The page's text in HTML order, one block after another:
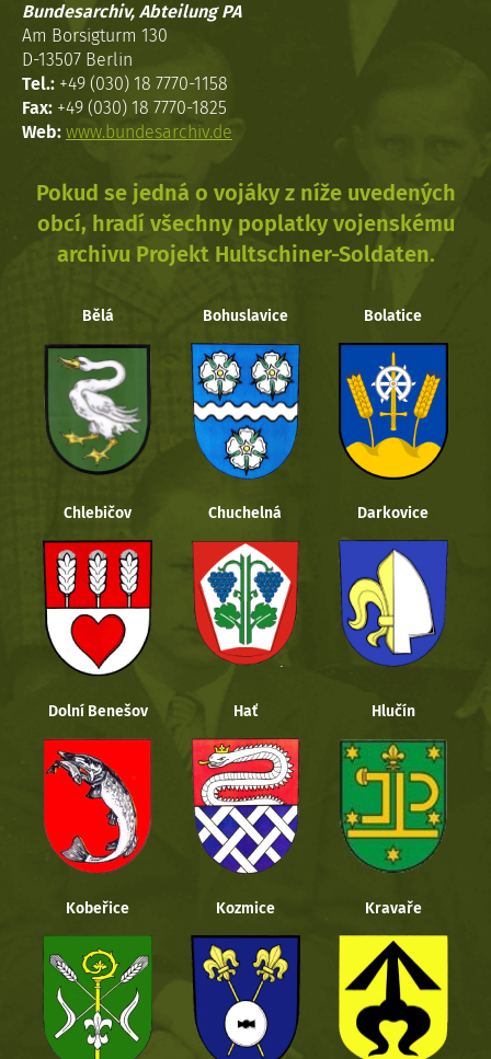
Bundesarchiv, Abteilung PA
Am Borsigturm 130
D-13507 Berlin
Tel.: +49 (030) 18 7770-1158
Fax: +49 (030) 18 7770-1825
Web: www.bundesarchiv.de
Pokud se jedná o vojáky z níže uvedených
obcí, hradí všechny poplatky vojenskému
archivu Projekt Hultschiner-Soldaten.
Bělá Bohuslavice Bolatice
Chlebičov Chuchelná Darkovice
Dolní Benešov Hať Hlučín
Kobeřice Kozmice Kravaře